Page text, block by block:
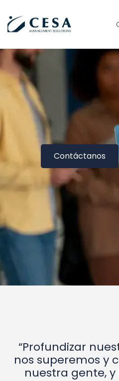
Contáctanos
“Profundizar
nos superemos y
nuestra gente,